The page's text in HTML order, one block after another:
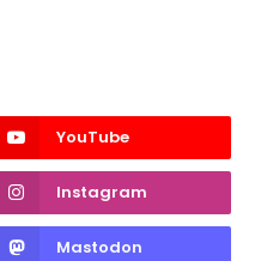
YouTube
Instagram
Mastodon